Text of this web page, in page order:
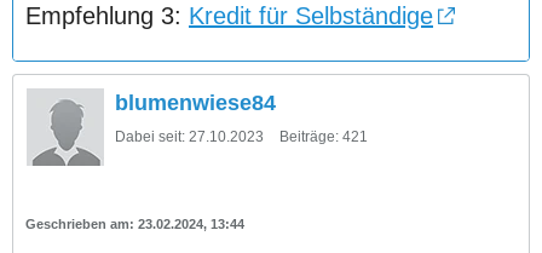
Empfehlung 3: Kredit für Selbständige
blumenwiese84
Dabei seit: 27.10.2023 Beiträge: 421
23.02.2024, 13:44